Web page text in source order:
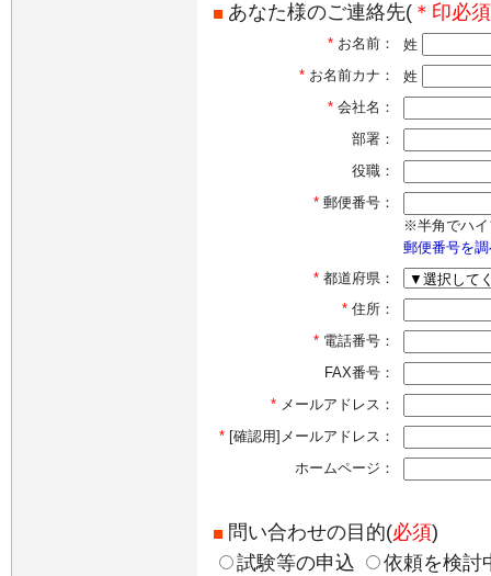
あなた様のご連絡先(＊印必須
* お名前：
姓
* お名前カナ：
姓
* 会社名：
部署：
役職：
* 郵便番号：
※半角でハイ
郵便番号を
* 都道府県：
* 住所：
* 電話番号：
FAX番号：
* メールアドレス：
* [確認用]メールアドレス：
ホームページ：
問い合わせの目的(必須)
試験等の申込
依頼を検討